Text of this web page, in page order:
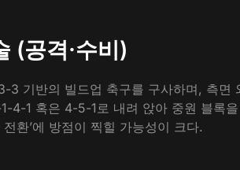
(공격·수비)
3 기반의 빌드업 축구를 구사하며, 측면
4-1 혹은 4-5-1로 내려 앉아 중원 블록
환’에 방점이 찍힐 가능성이 크다.​